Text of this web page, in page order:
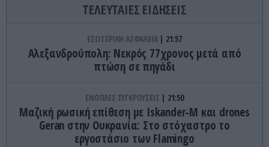
ΤΕΛΕΥΤΑΙΕΣ ΕΙΔΗΣΕΙΣ
ΕΣΩΤΕΡΙΚΗ ΑΣΦΑΛΕΙΑ 21:57
Αλεξανδρούπολη: Νεκρός 77χρονος μετά από
πτώση σε πηγάδι
ΕΝΟΠΛΕΣ ΣΥΓΚΡΟΥΣΕΙΣ 21:50
Μαζική ρωσική επίθεση με Iskander-M και drones
Geran στην Ουκρανία: Στο στόχαστρο το
εργοστάσιο των Flamingo